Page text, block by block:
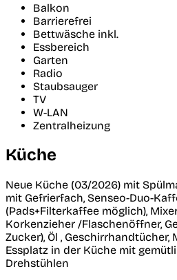
Balkon
Barrierefrei
Bettwäsche inkl.
Essbereich
Garten
Radio
Staubsauger
TV
W-LAN
Zentralheizung
Küche
Neue Küche (03/2026) mit
mit Gefrierfach, Senseo-Duo-
(Pads+Filterkaffee möglich),
Korkenzieher /Flaschenöffner,
Zucker), Öl , Geschirrhandtücher,
Essplatz in der Küche mit
Drehstühlen